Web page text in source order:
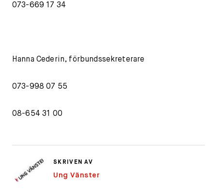
073-669 17 34
Hanna Cederin, förbundssekreterare
073-998 07 55
08-654 31 00
SKRIVEN AV
Ung Vänster